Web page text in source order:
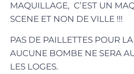
MAQUILLAGE, C’EST UN
SCENE ET NON DE VILLE !!!
PAS DE PAILLETTES POUR
AUCUNE BOMBE NE SERA
LES LOGES.